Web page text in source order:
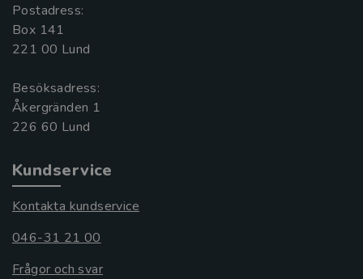
Postadress:
Box 141
221 00 Lund
Besöksadress:
Åkergränden 1
Kundservice
Kontakta kundservice
046-31 21 00
Frågor och svar